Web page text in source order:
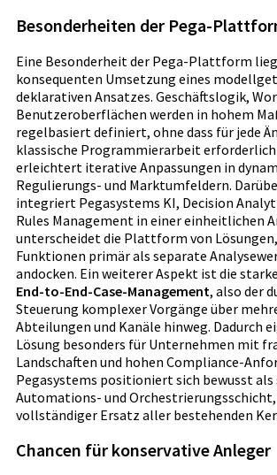
Besonderheiten der Pega-
Eine Besonderheit der Pega-Plattform
konsequenten Umsetzung eines
deklarativen Ansatzes. Geschäftslogik,
Benutzeroberflächen werden in hohem
regelbasiert definiert, ohne dass für jede
klassische Programmierarbeit erforderlich
erleichtert iterative Anpassungen in
Regulierungs- und Marktumfeldern.
integriert Pegasystems KI, Decision
Rules Management in einer einheitlichen
unterscheidet die Plattform von
Funktionen primär als separate
andocken. Ein weiterer Aspekt ist die
End-to-End-Case-Management, also der
Steuerung komplexer Vorgänge über
Abteilungen und Kanäle hinweg. Dadurch
Lösung besonders für Unternehmen mit
Landschaften und hohen Compliance-
Pegasystems positioniert sich bewusst
Automations- und
vollständiger Ersatz aller bestehenden
Chancen für konservative Anleger